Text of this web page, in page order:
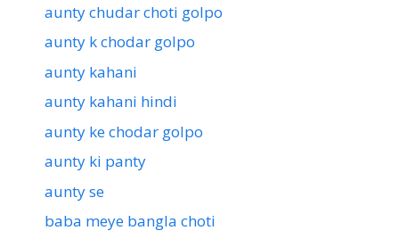
aunty chudar choti golpo
aunty k chodar golpo
aunty kahani
aunty kahani hindi
aunty ke chodar golpo
aunty ki panty
aunty se
baba meye bangla choti